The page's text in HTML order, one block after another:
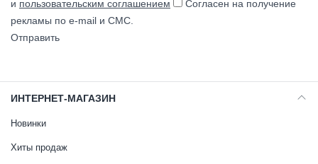
и пользовательским соглашением
Согласен на получение
рекламы по e-mail и СМС.
Отправить
ИНТЕРНЕТ-МАГАЗИН
Новинки
Хиты продаж